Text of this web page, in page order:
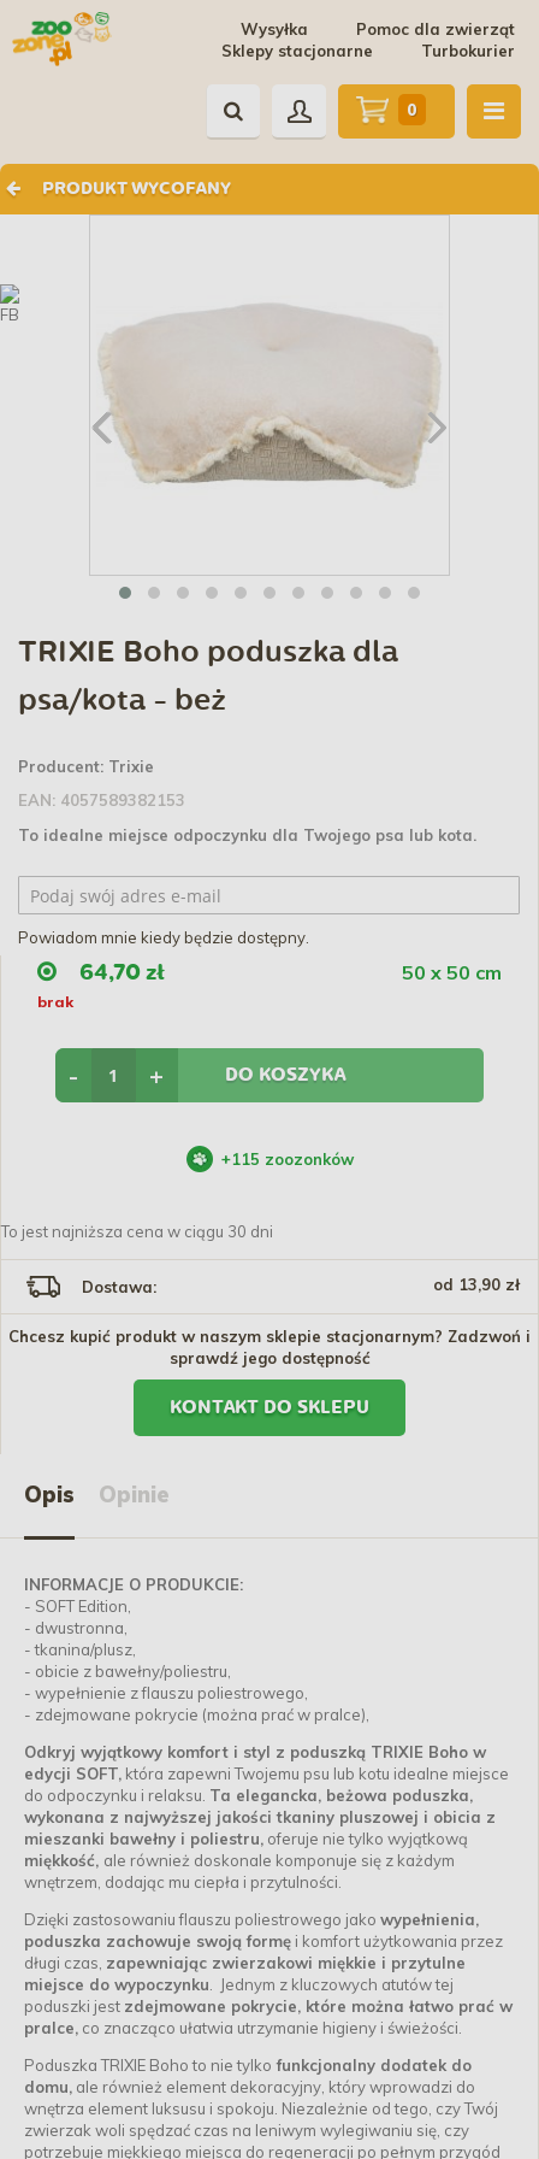
Pomoc dla zwierząt
Wysyłka
Turbokurier
Sklepy stacjonarne
PRODUKT WYCOFANY
0
TRIXIE Boho poduszka dla
psa/kota - beż
Producent: Trixie
EAN: 4057589382153
To idealne miejsce odpoczynku dla Twojego psa lub kota.
Powiadom mnie kiedy będzie dostępny.
64,70 zł 50 x 50 cm
brak
+
- DO KOSZYKA
+115 zoozonków
To jest najniższa cena w ciągu 30 dni
Dostawa: od 13,90 zł
Chcesz kupić produkt w naszym sklepie stacjonarnym? Zadzwoń i
sprawdź jego dostępność
KONTAKT DO SKLEPU
Opis Opinie
INFORMACJE O PRODUKCIE:
- SOFT Edition,
- dwustronna,
- tkanina/plusz,
- obicie z bawełny/poliestru,
- wypełnienie z flauszu poliestrowego,
- zdejmowane pokrycie (można prać w pralce),
Odkryj wyjątkowy komfort i styl z poduszką TRIXIE Boho w
edycji SOFT, która zapewni Twojemu psu lub kotu idealne miejsce
do odpoczynku i relaksu. Ta elegancka, beżowa poduszka,
wykonana z najwyższej jakości tkaniny pluszowej i obicia z
mieszanki bawełny i poliestru, oferuje nie tylko wyjątkową
miękkość, ale również doskonale komponuje się z każdym
wnętrzem, dodając mu ciepła i przytulności.
Dzięki zastosowaniu flauszu poliestrowego jako wypełnienia,
poduszka zachowuje swoją formę i komfort użytkowania przez
długi czas, zapewniając zwierzakowi miękkie i przytulne
miejsce do wypoczynku . Jednym z kluczowych atutów tej
poduszki jest zdejmowane pokrycie, które można łatwo prać w
pralce, co znacząco ułatwia utrzymanie higieny i świeżości.
Poduszka TRIXIE Boho to nie tylko funkcjonalny dodatek do
domu, ale również element dekoracyjny, który wprowadzi do
wnętrza element luksusu i spokoju. Niezależnie od tego, czy Twój
zwierzak woli spędzać czas na leniwym wylegiwaniu się, czy
potrzebuje miękkiego miejsca do regeneracji po pełnym przygód